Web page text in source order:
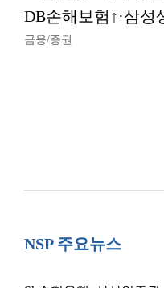
DB손해보험↑·삼성
금융/증권
NSP 주요뉴스